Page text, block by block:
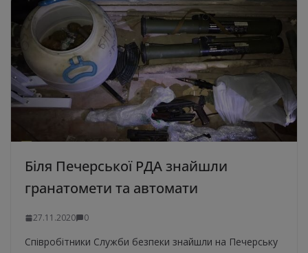
Біля Печерської РДА знайшли
гранатомети та автомати
27.11.2020 0
Співробітники Служби безпеки знайшли на Печерську